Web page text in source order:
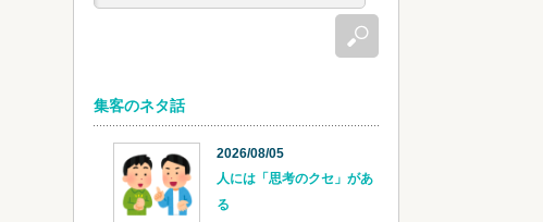
集客のネタ話
2026/08/05
人には「思考のクセ」があ
る